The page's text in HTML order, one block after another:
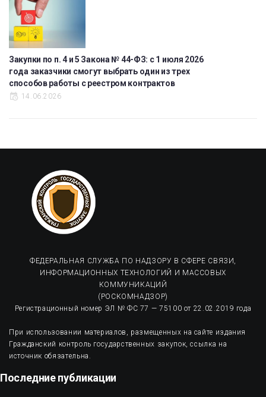
Закупки по п. 4 и 5 Закона № 44-ФЗ: с 1 июля 2026
года заказчики смогут выбрать один из трех
способов работы с реестром контрактов
14.06.2026
ФЕДЕРАЛЬНАЯ СЛУЖБА ПО НАДЗОРУ В СФЕРЕ СВЯЗИ,
ИНФОРМАЦИОННЫХ ТЕХНОЛОГИЙ И МАССОВЫХ
КОММУНИКАЦИЙ
(РОСКОМНАДЗОР)
Регистрационный номер ЭЛ № ФС 77 — 75100 от 22.02.2019 года
При использовании материалов, размещенных на сайте издания
Гражданский контроль государственных закупок, ссылка на
источник обязательна.
Последние публикации